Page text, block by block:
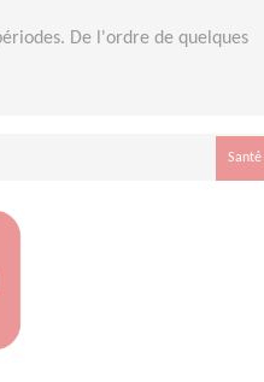
De l'ordre de quelques
Santé